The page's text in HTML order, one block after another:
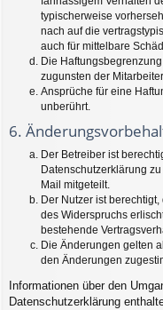
typischerweise
nach auf die
auch für mittelbare
Die
zugunsten der
Ansprüche für eine
unberührt.
6.
Der Betreiber ist
Datenschutzerklärung
Mail mitgeteilt.
Der Nutzer ist
des Widerspruchs
bestehende
Die Änderungen gelten
den Änderungen
Informationen über den
Datenschutzerklärung